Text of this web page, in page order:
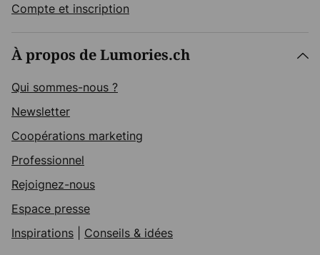
Compte et inscription
À propos de Lumories.ch
Qui sommes-nous ?
Newsletter
Coopérations marketing
Professionnel
Rejoignez-nous
Espace presse
Inspirations
Conseils & idées